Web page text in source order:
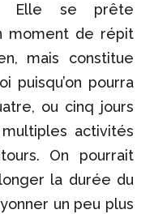
Elle se prête
moment de répit
mais constitue
puisqu’on pourra
ou cinq jours
multiples activités
On pourrait
la durée du
un peu plus